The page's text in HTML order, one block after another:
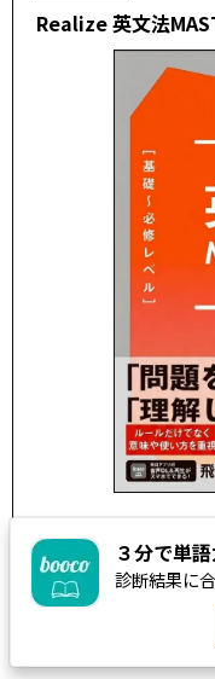
Realize 英文法
３分で単
診断結果に